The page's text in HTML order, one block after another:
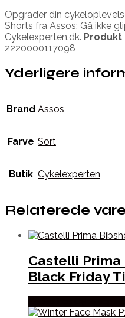
Opgrader din
Shorts fra Assos; Gå ikke
Cykelexperten.dk. Produkt
2220000117098
Yderligere
Brand Assos
Farve Sort
Butik Cykelexperten
Relaterede
Castelli Prima
Black Friday